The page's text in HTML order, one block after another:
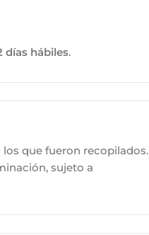
días hábiles.
que fueron recopilados.
sujeto a